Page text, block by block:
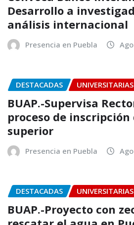
Desarrollo a
análisis internacional
Presencia en Puebla
DESTACADAS UNIVERSITARIAS
BUAP.-Supervisa
proceso de
superior
Presencia en Puebla
DESTACADAS UNIVERSITARIAS
BUAP.-Proyecto con